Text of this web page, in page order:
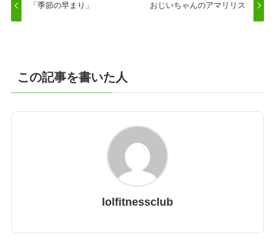
「季節の早まり」 おじいちゃんのアマリリス
この記事を書いた人
lolfitnessclub